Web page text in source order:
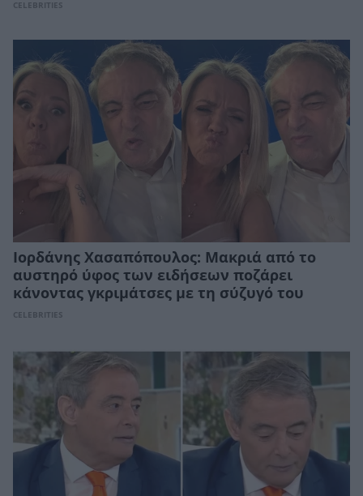
CELEBRITIES
Ιορδάνης Χασαπόπουλος: Μακριά από το
αυστηρό ύφος των ειδήσεων ποζάρει
κάνοντας γκριμάτσες με τη σύζυγό του
CELEBRITIES